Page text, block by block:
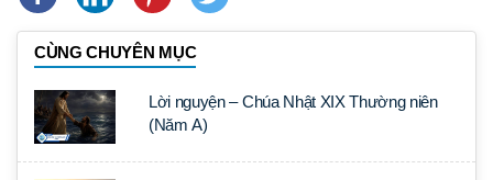
CÙNG CHUYÊN MỤC
Lời nguyện – Chúa Nhật XIX Thường niên
(Năm A)